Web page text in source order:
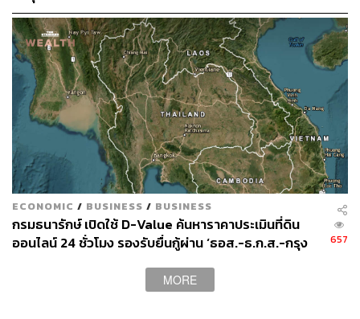
TAGS: เจ้าสัวเจริญ
ธุรกิจอสังหาริมทรัพย์
โรงแรมอินเตอร์คอนติเนนตัล
ที่ดิน
บริษัท แอสเสท เวิรด์ คอร์ป จำกัด (มหาชน)
วัลลภา ไตรโสรัส
AWC
เวิ้งนาครเขษม
ประวัติศาสตร์
ECONOMIC / BUSINESS / BUSINESS
กรมธนารักษ์ เปิดใช้ D-Value ค้นหาราคาประเมินที่ดิน
ออนไลน์ 24 ชั่วโมง รองรับยื่นกู้ผ่าน ‘ธอส.-ธ.ก.ส.-กรุง
657
MORE